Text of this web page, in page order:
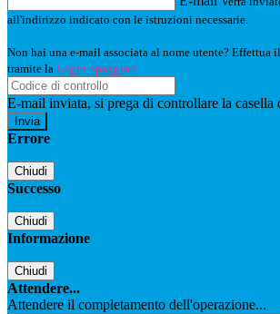
all'indirizzo indicato con le istruzioni necessarie.
Non hai una e-mail associata al nome utente? Effettua
tramite la Login Spaggiari
E-mail inviata, si prega di controllare la casella
Errore
Chiudi
Successo
Chiudi
Informazione
Chiudi
Attendere...
Attendere il completamento dell'operazione...